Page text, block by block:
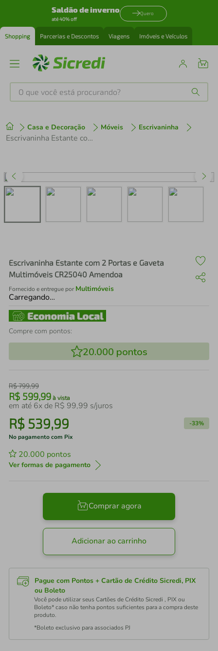
Saldão de inverno
até 40% off
Quero
Shopping Parcerias e Descontos Viagens Imóveis e Veículos
O que você está procurando?
Casa e Decoração Móveis Escrivaninha
Escrivaninha Estante com 2 Portas e Gaveta Multimóveis CR25040 Amendoa
Escrivaninha Estante com 2 Portas e Gaveta
Multimóveis CR25040 Amendoa
Fornecido e entregue por Multimóveis
Carregando…
Compre com pontos:
20.000 pontos
R$799,99
R$ 599,99 à vista
em até 6x de R$ 99,99 s/juros
R$ 539,99 -33%
No pagamento com Pix
20.000 pontos
Ver formas de pagamento
Comprar agora
Adicionar ao carrinho
Pague com Pontos + Cartão de Crédito Sicredi, PIX
ou Boleto
Você pode utilizar seus Cartões de Crédito Sicredi , PIX ou
Boleto* caso não tenha pontos suficientes para a compra deste
produto.
*Boleto exclusivo para associados PJ
1º tenis
perfume